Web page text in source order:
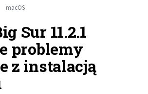
macOS
Sur 11.2.1
problemy
z instalacją